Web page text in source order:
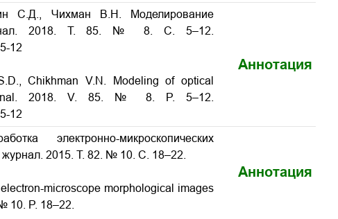
С.Д., Чихман В.Н. Моделирование
2018. Т. 85. № 8. С. 5–12.
12
Chikhman V.N. Modeling of optical
2018. V. 85. № 8. P. 5–12.
12
Аннотация
электронно-микроскопических
журнал. 2015. Т. 82. № 10. С. 18–22.
microscope morphological images
10. P. 18–22.
Аннотация